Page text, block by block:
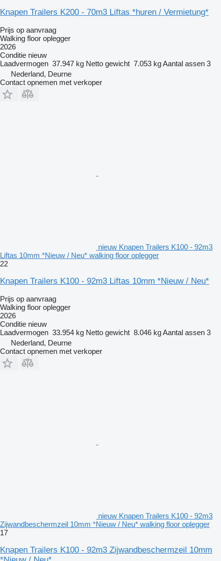
Knapen Trailers K200 - 70m3 Liftas *huren / Vermietung*
Prijs op aanvraag
Walking floor oplegger
2026
Conditie nieuw
Laadvermogen 37.947 kg Netto gewicht 7.053 kgAantal assen 3
Nederland, Deurne
Contact opnemen met verkoper
nieuw Knapen Trailers K100 - 92m3
Liftas 10mm *Nieuw / Neu* walking floor oplegger
22
Knapen Trailers K100 - 92m3 Liftas 10mm *Nieuw / Neu*
Prijs op aanvraag
Walking floor oplegger
2026
Conditie nieuw
Laadvermogen 33.954 kg Netto gewicht 8.046 kgAantal assen 3
Nederland, Deurne
Contact opnemen met verkoper
nieuw Knapen Trailers K100 - 92m3
Zijwandbeschermzeil 10mm *Nieuw / Neu* walking floor oplegger
17
Knapen Trailers K100 - 92m3 Zijwandbeschermzeil 10mm